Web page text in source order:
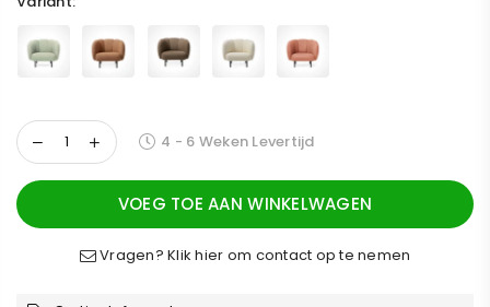
4 - 6 Weken Levertijd
VOEG TOE AAN WINKELWAGEN
Vragen? Klik hier om contact op te nemen